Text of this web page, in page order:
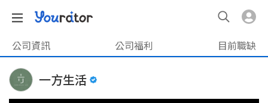
公司資訊 公司福利 目前職缺
一方生活